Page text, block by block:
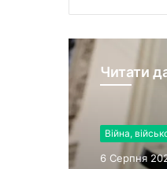
Читати
Війна,
6 Серпня